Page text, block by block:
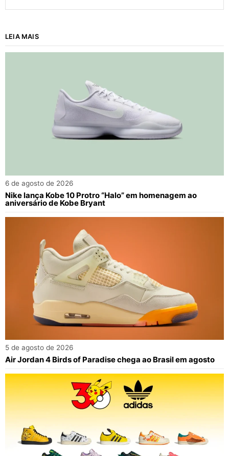
LEIA MAIS
6 de agosto de 2026
Nike lança Kobe 10 Protro “Halo” em homenagem ao
aniversário de Kobe Bryant
5 de agosto de 2026
Air Jordan 4 Birds of Paradise chega ao Brasil em agosto